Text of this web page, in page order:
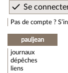
Pas de compte ?
pauljean
journaux
dépêches
liens